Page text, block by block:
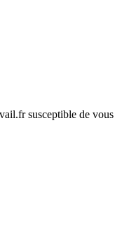
susceptible de vous